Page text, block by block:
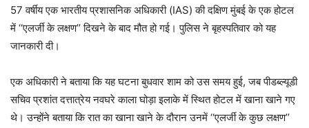
57 वर्षीय एक भारतीय प्रशासनिक अधिकारी (IAS) की दक्षिण मुंबई के एक होटल
में ‘‘एलर्जी के लक्षण’’ दिखने के बाद मौत हो गई। पुलिस ने बृहस्पतिवार को यह
जानकारी दी।
एक अधिकारी ने बताया कि यह घटना बुधवार शाम को उस समय हुई, जब पीडब्ल्यूडी
सचिव प्रशांत दत्तात्रेय नवघरे काला घोड़ा इलाके में स्थित होटल में खाना खाने गए
थे। उन्होंने बताया कि रात का खाना खाने के दौरान उनमें ‘‘एलर्जी के कुछ लक्षण’’